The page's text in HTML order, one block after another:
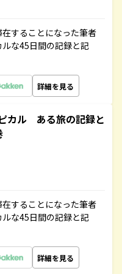
することになった筆者
な45日間の記録と記
詳細を見る
カル ある旅の記録と
することになった筆者
な45日間の記録と記
詳細を見る